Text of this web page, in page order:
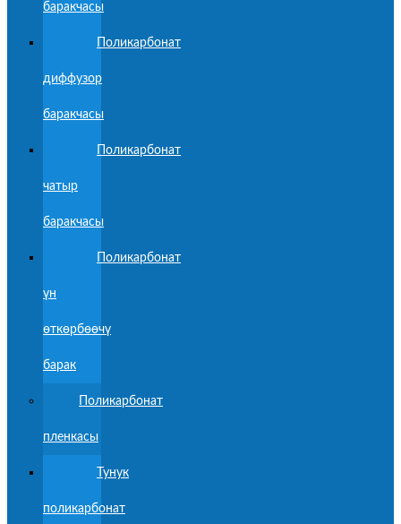
баракчасы
Поликарбонат
диффузор
баракчасы
Поликарбонат
чатыр
баракчасы
Поликарбонат
үн
өткөрбөөчү
барак
Поликарбонат
пленкасы
Тунук
поликарбонат